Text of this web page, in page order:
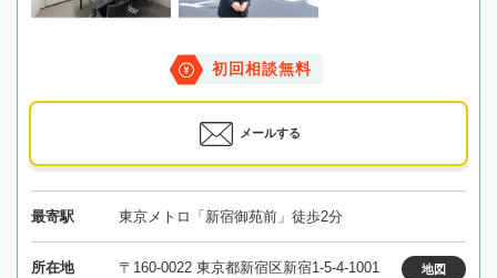
初回相談無料
メールする
最寄駅 東京メトロ「新宿御苑前」徒歩2分
所在地 〒160-0022 東京都新宿区新宿1-5-4-1001 地図